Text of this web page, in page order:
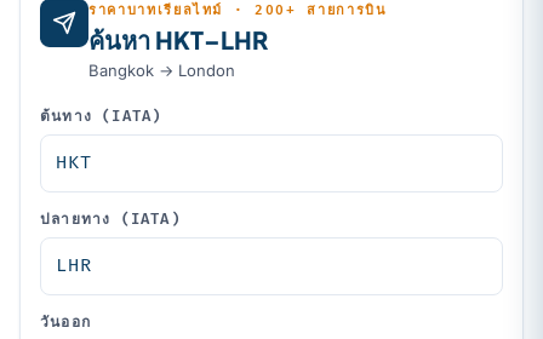
ราคาบาทเรียลไทม์ · 200+ สายการบิน
ค้นหา HKT–LHR
Bangkok → London
ต้นทาง (IATA)
ปลายทาง (IATA)
วันออก